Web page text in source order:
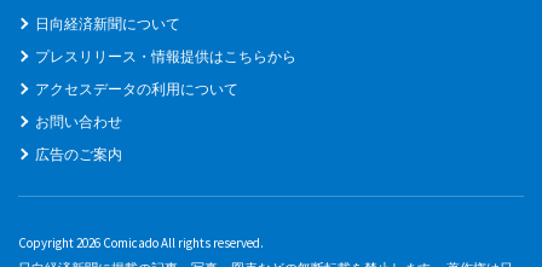
日向経済新聞について
プレスリリース・情報提供はこちらから
アクセスデータの利用について
お問い合わせ
広告のご案内
Copyright 2026 Comicado All rights reserved.